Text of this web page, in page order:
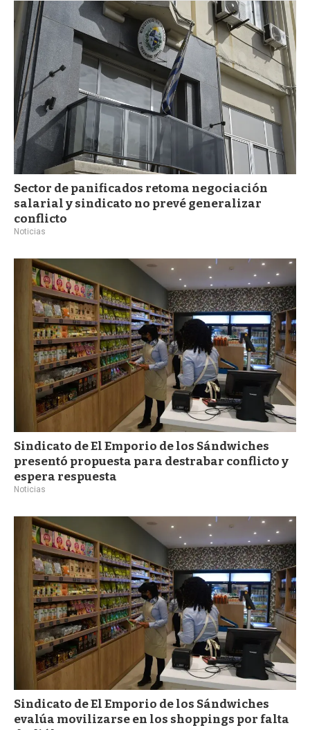
Sector de panificados retoma negociación
salarial y sindicato no prevé generalizar
conflicto
Noticias
Sindicato de El Emporio de los Sándwiches
presentó propuesta para destrabar conflicto y
espera respuesta
Noticias
Sindicato de El Emporio de los Sándwiches
evalúa movilizarse en los shoppings por falta